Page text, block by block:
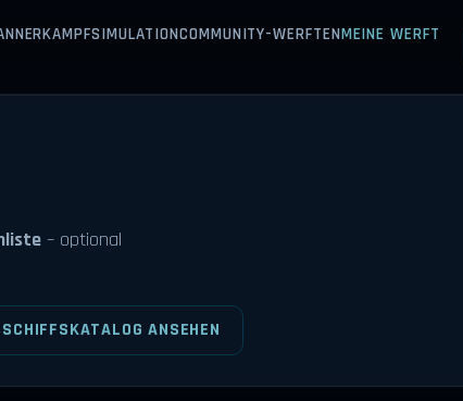
KAMPFSIMULATIONCOMMUNITY-WERFTENMEINE WERFT
– optional
SCHIFFSKATALOG ANSEHEN